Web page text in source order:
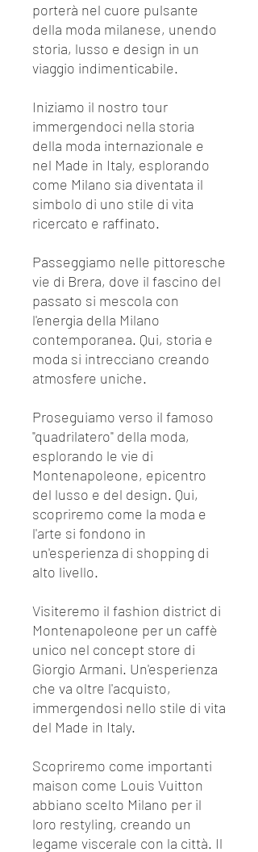
porterà nel cuore pulsante
della moda milanese, unendo
storia, lusso e design in un
viaggio indimenticabile.
Iniziamo il nostro tour
immergendoci nella storia
della moda internazionale e
nel Made in Italy, esplorando
come Milano sia diventata il
simbolo di uno stile di vita
ricercato e raffinato.
Passeggiamo nelle pittoresche
vie di Brera, dove il fascino del
passato si mescola con
l'energia della Milano
contemporanea. Qui, storia e
moda si intrecciano creando
atmosfere uniche.
Proseguiamo verso il famoso
"quadrilatero" della moda,
esplorando le vie di
Montenapoleone, epicentro
del lusso e del design. Qui,
scopriremo come la moda e
l'arte si fondono in
un'esperienza di shopping di
alto livello.
Visiteremo il fashion district di
Montenapoleone per un caffè
unico nel concept store di
Giorgio Armani. Un'esperienza
che va oltre l'acquisto,
immergendosi nello stile di vita
del Made in Italy.
Scopriremo come importanti
maison come Louis Vuitton
abbiano scelto Milano per il
loro restyling, creando un
legame viscerale con la città. Il